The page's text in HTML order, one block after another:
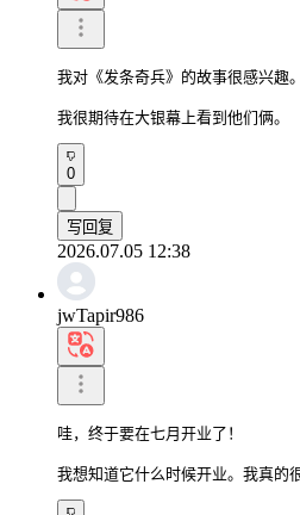
我对《发条奇兵》的故事很感兴趣。
我很期待在大银幕上看到他们俩。
0
写回复
2026.07.05 12:38
jwTapir986
哇，终于要在七月开业了！
我想知道它什么时候开业。我真的